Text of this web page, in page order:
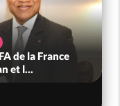
de la France
et l...